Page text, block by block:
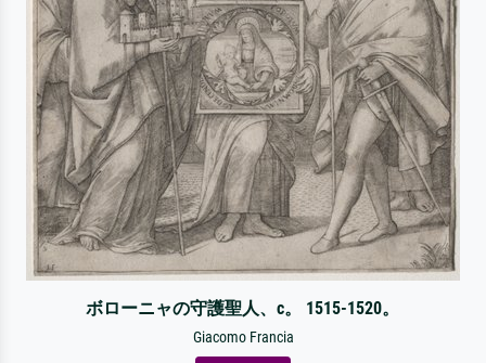
ボローニャの守護聖人、c。 1515-1520。
Giacomo Francia